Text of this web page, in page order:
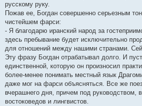
русскому руку.
Пожав ее, Богдан совершенно серьезным
чистейшем фарси:
- Я благодарю иранский народ за
здесь пребывание будет исключительно
для отношений между нашими странами.
Эту фразу Богдан отрабатывал долго. И
единственной, которую он произносил
более-менее понимать местный язык
даже мог на фарси объясняться. Все же
вчерашнего дня, причем под руководством,
востоковедов и лингвистов.